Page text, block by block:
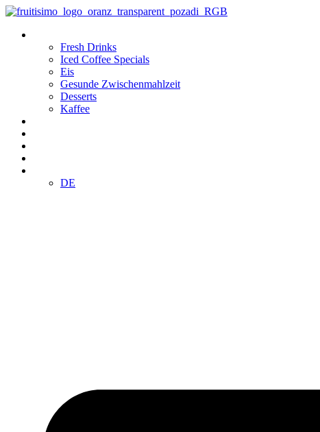
Zum
wechseln
Fresh Drinks
Iced Coffee Specials
Eis
Gesunde Zwischenmahlzeit
Desserts
Kaffee
DE